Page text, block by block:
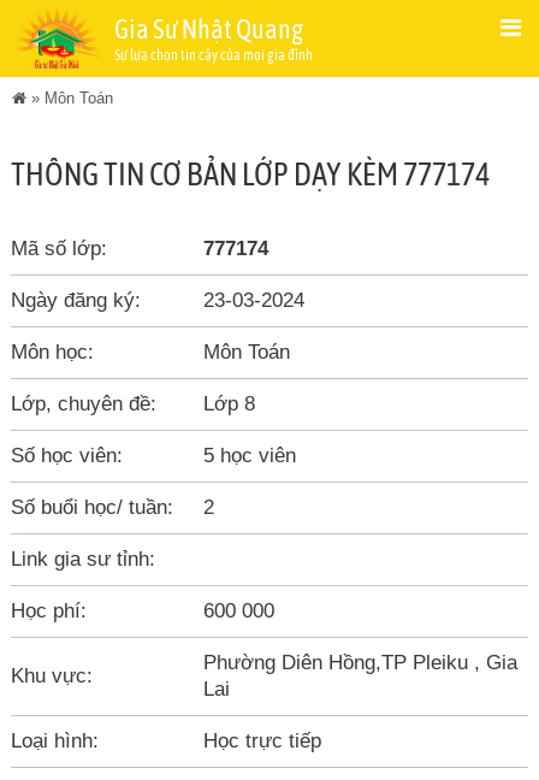
Gia Sư Nhật Quang
Sự lựa chọn tin cậy của mọi gia đình
» Môn Toán
THÔNG TIN CƠ BẢN LỚP DẠY KÈM 777174
Mã số lớp: 777174
Ngày đăng ký: 23-03-2024
Môn học: Môn Toán
Lớp, chuyên đề: Lớp 8
Số học viên: 5 học viên
Số buổi học/ tuần: 2
Link gia sư tỉnh:
Học phí: 600 000
Khu vực:
Phường Diên Hồng,TP Pleiku , Gia
Lai
Loại hình: Học trực tiếp